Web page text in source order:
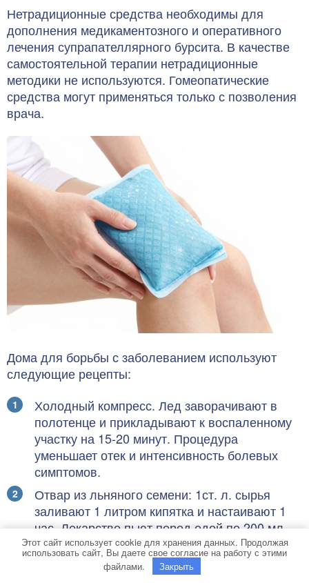
Нетрадиционные средства необходимы для
дополнения медикаментозного и оперативного
лечения супрапателлярного бурсита. В качестве
самостоятельной терапии нетрадиционные
методики не используются. Гомеопатические
средства могут применяться только с позволения
врача.
Дома для борьбы с заболеванием используют
следующие рецепты:
Холодный компресс. Лед заворачивают в
полотенце и прикладывают к воспаленному
участку на 15-20 минут. Процедура
уменьшает отек и интенсивность болевых
симптомов.
Отвар из льняного семени: 1ст. л. сырья
заливают 1 литром кипятка и настаивают 1
час. Лекарство пьют перед едой по 200 мл.
Прополис. Ингредиент в одинаковых
пропорциях смешивают со сливочным
Этот сайт использует cookie для хранения данных. Продолжая
использовать сайт, Вы даете свое согласие на работу с этими
файлами.
Закрыть